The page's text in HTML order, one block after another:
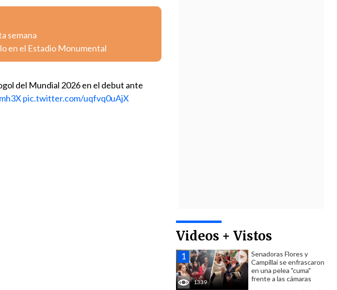
Videos + Vistos
1339
Senadoras Flores y
Campillai se enfrascaron
en una pelea "cuma"
frente a las cámaras
semana
en el Estadio Monumental
del Mundial 2026 en el debut ante
pic.twitter.com/uqfvq0uAjX